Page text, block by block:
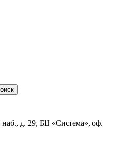
наб., д. 29, БЦ «Система», оф.